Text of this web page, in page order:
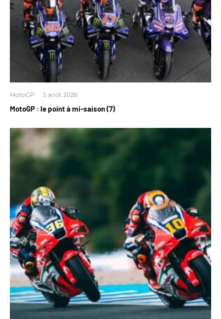
MotoGP · 5 août 2026
MotoGP : le point à mi-saison (7)